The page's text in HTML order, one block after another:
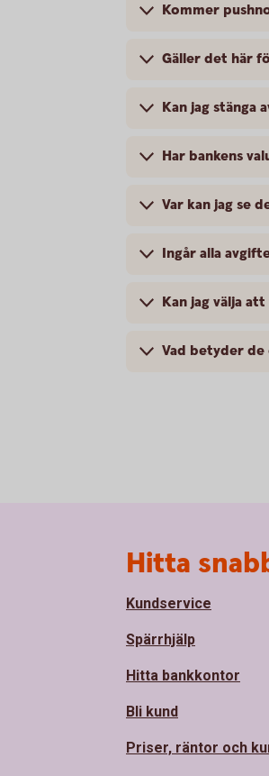
Kommer
Gäller det här
Kan jag stänga
Har bankens
Var kan jag se
Ingår alla
Kan jag välja
Vad betyder
Hitta
Kundservice
Spärrhjälp
Hitta bankkontor
Bli kund
Priser, räntor och